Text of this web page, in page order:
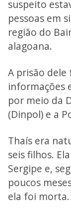
suspeito
pessoas em
região do
alagoana.
A prisão dele
informações
por meio da
(Dinpol) e a
Thaís era
seis filhos.
Sergipe e,
poucos
ela foi morta.